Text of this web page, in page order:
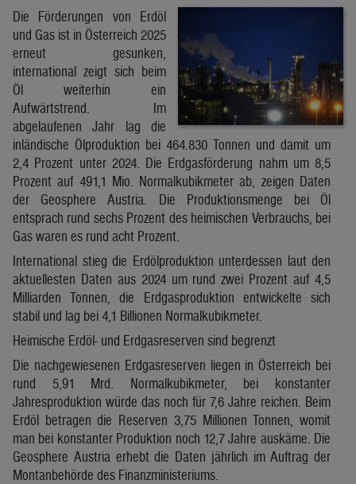
Die Förderungen von Erdöl
und Gas ist in Österreich 2025
erneut gesunken,
international zeigt sich beim
Öl weiterhin ein
Aufwärtstrend. Im
abgelaufenen Jahr lag die
inländische Ölproduktion bei 464.830 Tonnen und damit um
2,4 Prozent unter 2024. Die Erdgasförderung nahm um 8,5
Prozent auf 491,1 Mio. Normalkubikmeter ab, zeigen Daten
der Geosphere Austria. Die Produktionsmenge bei Öl
entsprach rund sechs Prozent des heimischen Verbrauchs, bei
Gas waren es rund acht Prozent.
International stieg die Erdölproduktion unterdessen laut den
aktuellesten Daten aus 2024 um rund zwei Prozent auf 4,5
Milliarden Tonnen, die Erdgasproduktion entwickelte sich
stabil und lag bei 4,1 Billionen Normalkubikmeter.
Heimische Erdöl- und Erdgasreserven sind begrenzt
Die nachgewiesenen Erdgasreserven liegen in Österreich bei
rund 5,91 Mrd. Normalkubikmeter, bei konstanter
Jahresproduktion würde das noch für 7,6 Jahre reichen. Beim
Erdöl betragen die Reserven 3,75 Millionen Tonnen, womit
man bei konstanter Produktion noch 12,7 Jahre auskäme. Die
Geosphere Austria erhebt die Daten jährlich im Auftrag der
Montanbehörde des Finanzministeriums.